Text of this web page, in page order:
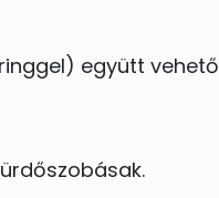
együtt vehető